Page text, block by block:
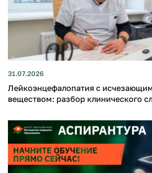
31.07.2026
Лейкоэнцефалопатия с
веществом: разбор клинического